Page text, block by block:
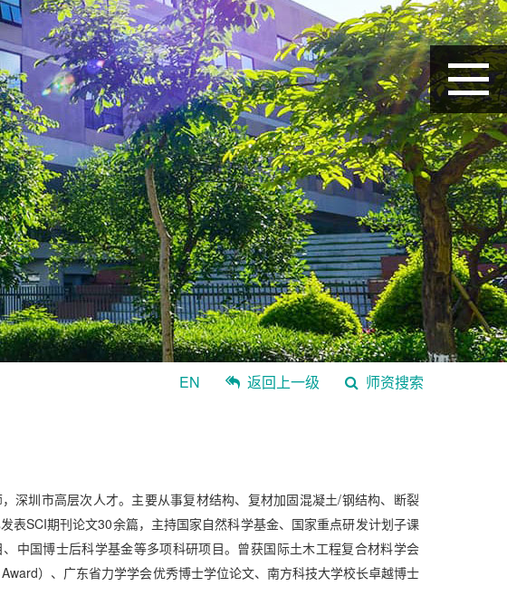
EN 返回上一级 师资搜索
深圳市高层次人才。主要从事复材结构、复材加固混凝土/钢结构、断裂
表SCI期刊论文30余篇，主持国家自然科学基金、国家重点研发计划子课
中国博士后科学基金等多项科研项目。曾获国际土木工程复合材料学会
）、广东省力学学会优秀博士学位论文、南方科技大学校长卓越博士